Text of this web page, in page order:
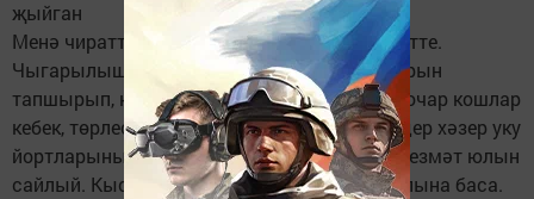
җыйган
Менә чираттагы тапкыр уку елы да узып китте.
Чыгарылыш укучылары дәүләт имтиханнарын
тапшырып, кулларына аттестат алды һәм, очар кошлар
кебек, төрлесе төрле якка таралышты. Кемдер хәзер уку
йортларының ишекләрен ачса, кемнәрдер хезмәт юлын
сайлый. Кыскасы, һәммәсе яңа тормыш юлына баса.